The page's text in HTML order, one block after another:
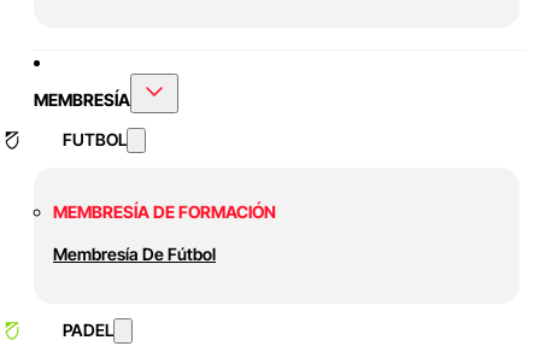
MEMBRESÍA
FUTBOL
MEMBRESÍA DE FORMACIÓN
Membresía De Fútbol
PADEL